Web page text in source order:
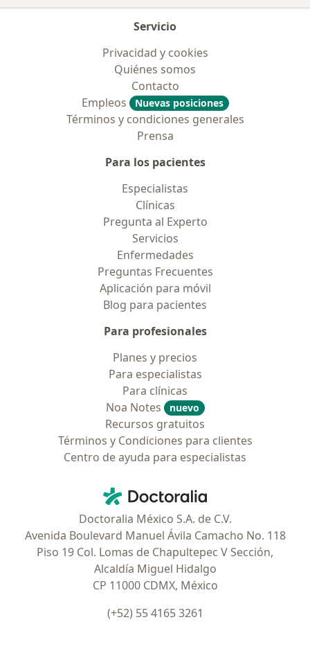
Servicio
Privacidad y cookies
Quiénes somos
Contacto
Empleos
Nuevas posiciones
Términos y condiciones generales
Prensa
Para los pacientes
Especialistas
Clínicas
Pregunta al Experto
Servicios
Enfermedades
Preguntas Frecuentes
Aplicación para móvil
Blog para pacientes
Para profesionales
Planes y precios
Para especialistas
Para clínicas
Noa Notes
nuevo
Recursos gratuitos
Términos y Condiciones para clientes
Centro de ayuda para especialistas
Doctoralia - Página de inicio
Doctoralia México S.A. de C.V.
Avenida Boulevard Manuel Ávila Camacho No. 118
Piso 19 Col. Lomas de Chapultepec V Sección,
Alcaldía Miguel Hidalgo
CP 11000 CDMX, México
(+52) 55 4165 3261